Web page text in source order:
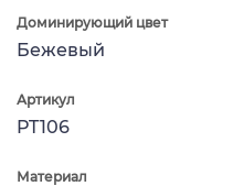
Доминирующий цвет
Бежевый
Артикул
PT106
Материал